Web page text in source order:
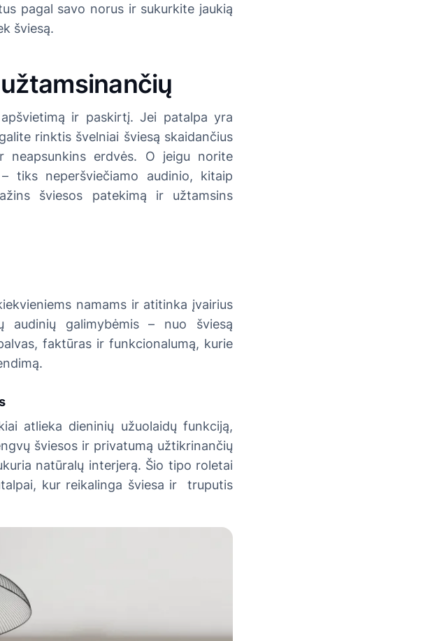
pagal savo norus ir sukurkite jaukią
šviesą.
ir paskirtį. Jei patalpa yra
rinktis švelniai šviesą skaidančius
neapsunkins erdvės. O jeigu norite
tiks neperšviečiamo audinio, kitaip
šviesos patekimą ir užtamsins
namams ir atitinka įvairius
audinių galimybėmis – nuo šviesą
faktūras ir funkcionalumą, kurie
atlieka dieninių užuolaidų funkciją,
šviesos ir privatumą užtikrinančių
natūralų interjerą. Šio tipo roletai
kur reikalinga šviesa ir truputis